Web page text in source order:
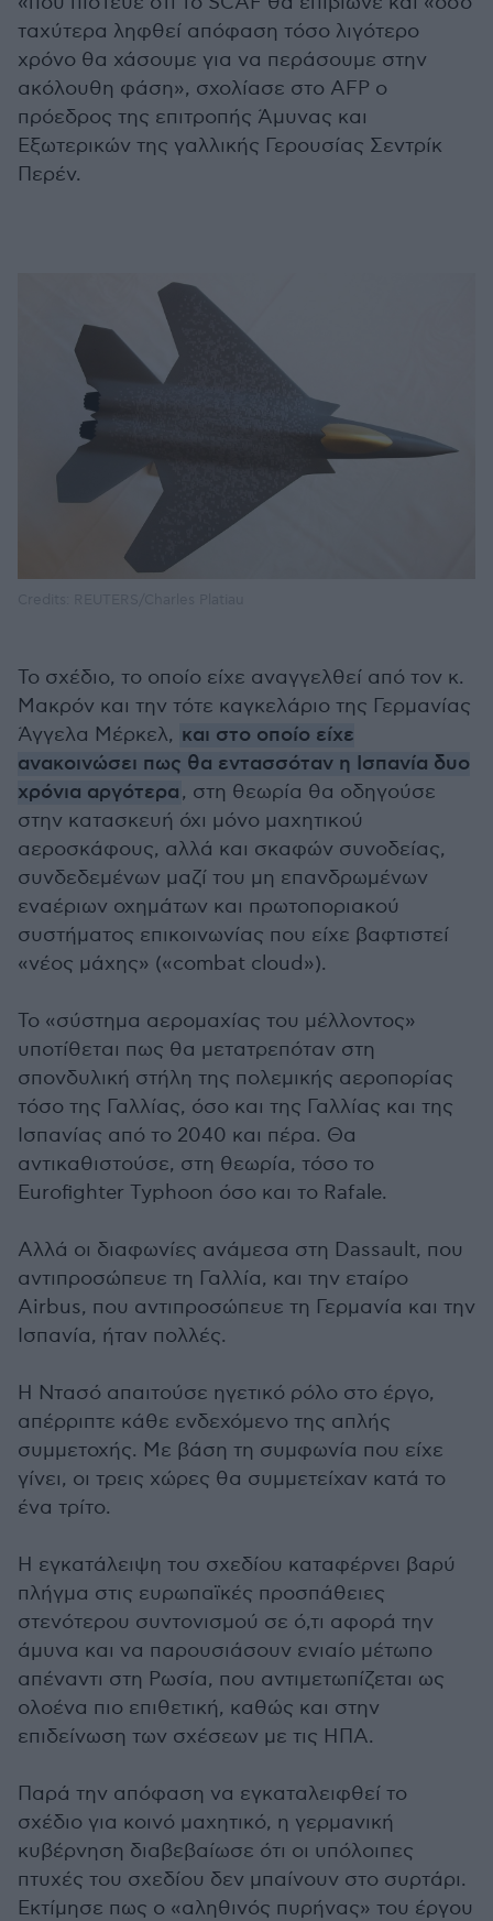
ταχύτερα ληφθεί απόφαση τόσο λιγότερο
χρόνο θα χάσουμε για να περάσουμε στην
ακόλουθη φάση», σχολίασε στο AFP ο
πρόεδρος της επιτροπής Άμυνας και
Εξωτερικών της γαλλικής Γερουσίας Σεντρίκ
Περέν.
Το σχέδιο, το οποίο είχε αναγγελθεί από τον κ.
Μακρόν και την τότε καγκελάριο της Γερμανίας
Άγγελα Μέρκελ, και στο οποίο είχε
ανακοινώσει πως θα εντασσόταν η Ισπανία δυο
χρόνια αργότερα, στη θεωρία θα οδηγούσε
στην κατασκευή όχι μόνο μαχητικού
αεροσκάφους, αλλά και σκαφών συνοδείας,
συνδεδεμένων μαζί του μη επανδρωμένων
εναέριων οχημάτων και πρωτοποριακού
συστήματος επικοινωνίας που είχε βαφτιστεί
«νέος μάχης» («combat cloud»).
Το «σύστημα αερομαχίας του μέλλοντος»
υποτίθεται πως θα μετατρεπόταν στη
σπονδυλική στήλη της πολεμικής αεροπορίας
τόσο της Γαλλίας, όσο και της Γαλλίας και της
Ισπανίας από το 2040 και πέρα. Θα
αντικαθιστούσε, στη θεωρία, τόσο το
Eurofighter Typhoon όσο και το Rafale.
Αλλά οι διαφωνίες ανάμεσα στη Dassault, που
αντιπροσώπευε τη Γαλλία, και την εταίρο
Airbus, που αντιπροσώπευε τη Γερμανία και την
Ισπανία, ήταν πολλές.
Η Ντασό απαιτούσε ηγετικό ρόλο στο έργο,
απέρριπτε κάθε ενδεχόμενο της απλής
συμμετοχής. Με βάση τη συμφωνία που είχε
γίνει, οι τρεις χώρες θα συμμετείχαν κατά το
ένα τρίτο.
Η εγκατάλειψη του σχεδίου καταφέρνει βαρύ
πλήγμα στις ευρωπαϊκές προσπάθειες
στενότερου συντονισμού σε ό,τι αφορά την
άμυνα και να παρουσιάσουν ενιαίο μέτωπο
απέναντι στη Ρωσία, που αντιμετωπίζεται ως
ολοένα πιο επιθετική, καθώς και στην
επιδείνωση των σχέσεων με τις ΗΠΑ.
Παρά την απόφαση να εγκαταλειφθεί το
σχέδιο για κοινό μαχητικό, η γερμανική
κυβέρνηση διαβεβαίωσε ότι οι υπόλοιπες
πτυχές του σχεδίου δεν μπαίνουν στο συρτάρι.
Εκτίμησε πως ο «αληθινός πυρήνας» του έργου